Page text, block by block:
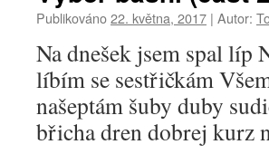
Publikováno22. května, 2017 | Autor:
Na dnešek jsem spal líp
líbím se sestřičkám
našeptám šuby duby
břicha dren dobrej